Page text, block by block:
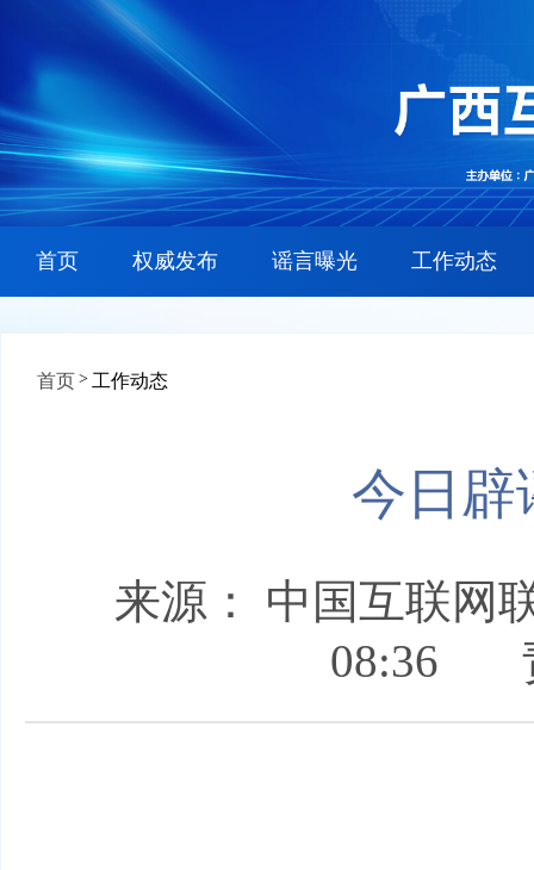
首页 权威发布 谣言曝光 工作动态
首页 > 工作动态
今日辟
来源： 中国互联网
08:36